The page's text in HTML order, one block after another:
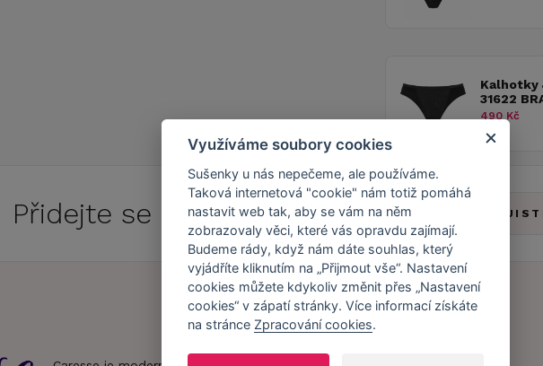
Kalhotky
31622
490 Kč
Přidejte se doCaresse Clubu!
Náš příběh
Využíváme soubory cookies
Sušenky u nás nepečeme, ale používáme.
Taková internetová "cookie" nám totiž pomáhá
nastavit web tak, aby se vám na něm
zobrazovaly věci, které vás opravdu zajímají.
Budeme rády, když nám dáte souhlas, který
vyjádříte kliknutím na „Přijmout vše“. Nastavení
cookies můžete kdykoliv změnit přes „Nastavení
cookies“ v zápatí stránky. Více informací získáte
na stránce Zpracování cookies.